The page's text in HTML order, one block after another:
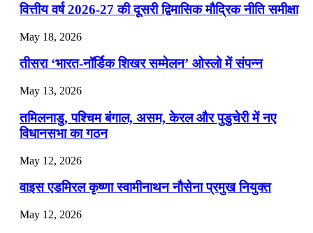
📝 डेली करेंट अफेयर्स: 19-21 जुलाई 2026
July 19, 2026
📝 डेली करेंट अफेयर्स: 16-18 जुलाई 2026
July 16, 2026
📝 डेली करेंट अफेयर्स: 13-15 जुलाई 2026
वित्तीय वर्ष 2026-27 की दूसरी द्विमासिक मौद्रिक नीति समीक्षा
May 18, 2026
तीसरा ‘भारत-नॉर्डिक शिखर सम्मेलन’ ओस्लो में संपन्न
May 13, 2026
तमिलनाडु, पश्चिम बंगाल, असम, केरल और पुडुचेरी में नए
विधानसभा का गठन
May 12, 2026
वाइस एडमिरल कृष्णा स्वामीनाथन नौसेना प्रमुख नियुक्त
May 12, 2026